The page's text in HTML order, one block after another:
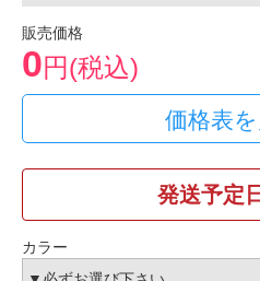
販売価格
0円(税込)
価格表
発送予定日
カラー